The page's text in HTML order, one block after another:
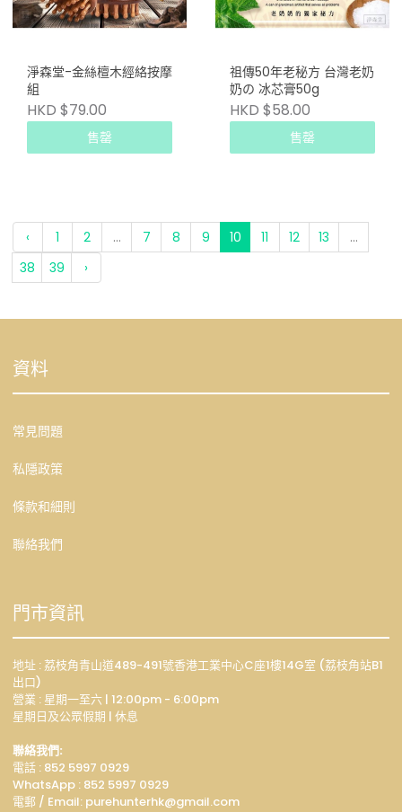
淨森堂-金絲檀木經絡按摩
組
HKD $79.00
售罄
祖傳50年老秘方 台灣老奶
奶の 冰芯膏50g
HKD $58.00
售罄
‹ 1 2 ... 7 8 9 10 11 12 13
...
38
39 ›
資料
常見問題
私隱政策
條款和細則
聯絡我們
門市資訊
地址 : 荔枝角青山道489-491號香港工業中心C座1樓14G室 (荔枝角站B1
出口)
營業 : 星期一至六 | 12:00pm - 6:00pm
星期日及公眾假期 | 休息
聯絡我們:
電話 : 852 5997 0929
WhatsApp : 852 5997 0929
電郵 / Email: purehunterhk@gmail.com